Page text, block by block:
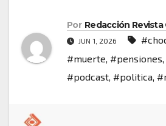
Por Redacción Revista
JUN 1, 2026
#muerte, #pensiones,
#podcast, #politica,